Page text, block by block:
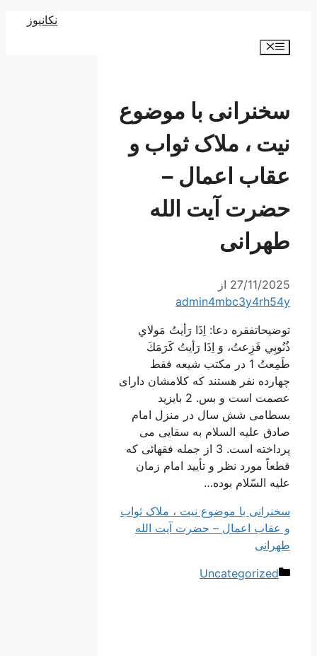
نکانیوز
فهرست
سخنرانی با موضوع
نیت ، ملاک ثواب و
عقاب اعمال –
حضرت آیت الله
طهرانی
27/11/2025 از
admin4mbc3y4rh54y
توضیحاتفقره دعا: اِذَا رَأيتُ مَولاي
ذُنُوبِي فَزِعتُ، وَ اِذَا رَأيتُ كَرَمَكَ
طَمِعتُ 1 در مکتب شیعه فقط
چهارده نفر هستند که کلامشان دارای
عصمت است و بس. 2 بایزید
بسطامی شش سال در منزل امام
صادق علیه السلام به سقایی می
پرداخته است. 3 از جمله فقهائی که
قطعاً مورد نظر و تأیید امام زمان
علیه السّلام بوده…
سخنرانی با موضوع نیت ، ملاک ثواب
و عقاب اعمال – حضرت آیت الله
طهرانی
دسته‌ها
Uncategorized